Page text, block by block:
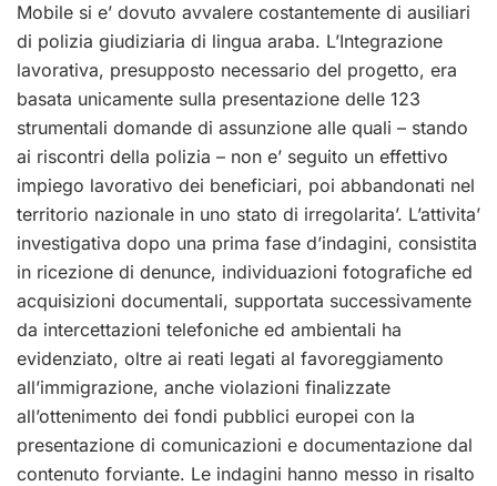
Mobile si e’ dovuto avvalere costantemente di ausiliari
di polizia giudiziaria di lingua araba. L’Integrazione
lavorativa, presupposto necessario del progetto, era
basata unicamente sulla presentazione delle 123
strumentali domande di assunzione alle quali – stando
ai riscontri della polizia – non e’ seguito un effettivo
impiego lavorativo dei beneficiari, poi abbandonati nel
territorio nazionale in uno stato di irregolarita’. L’attivita’
investigativa dopo una prima fase d’indagini, consistita
in ricezione di denunce, individuazioni fotografiche ed
acquisizioni documentali, supportata successivamente
da intercettazioni telefoniche ed ambientali ha
evidenziato, oltre ai reati legati al favoreggiamento
all’immigrazione, anche violazioni finalizzate
all’ottenimento dei fondi pubblici europei con la
presentazione di comunicazioni e documentazione dal
contenuto forviante. Le indagini hanno messo in risalto